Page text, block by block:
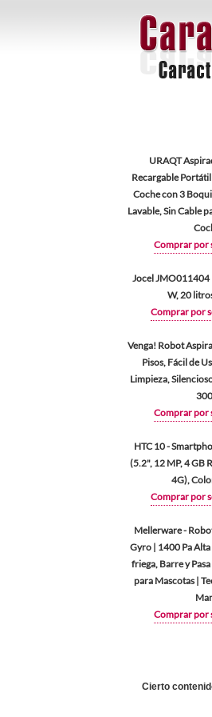
URAQT
Recargable
Coche con 3
Lavable, Sin Cable
Comprar por
Jocel
W, 20
Comprar por
Venga! Robot
Pisos, Fácil de
Limpieza,
Comprar por
HTC 10 -
(5.2", 12 MP, 4 GB
4G),
Comprar por
Mellerware -
Gyro | 1400 Pa
friega, Barre y
para Mascotas |
Comprar por
Cierto